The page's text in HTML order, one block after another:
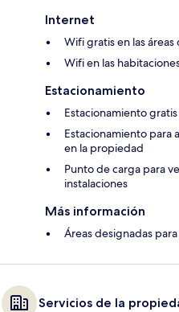
Internet
Wifi gratis en las áreas
Wifi en las
Estacionamiento
Estacionamiento
Estacionamiento para
en la propiedad
Punto de carga para
instalaciones
Más información
Áreas designadas
Servicios de la